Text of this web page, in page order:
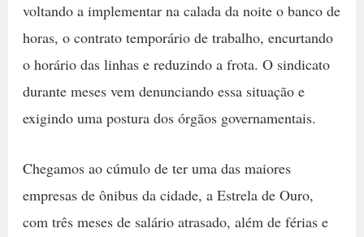
voltando a implementar na calada da noite o banco de
horas, o contrato temporário de trabalho, encurtando
o horário das linhas e reduzindo a frota. O sindicato
durante meses vem denunciando essa situação e
exigindo uma postura dos órgãos governamentais.
Chegamos ao cúmulo de ter uma das maiores
empresas de ônibus da cidade, a Estrela de Ouro,
com três meses de salário atrasado, além de férias e